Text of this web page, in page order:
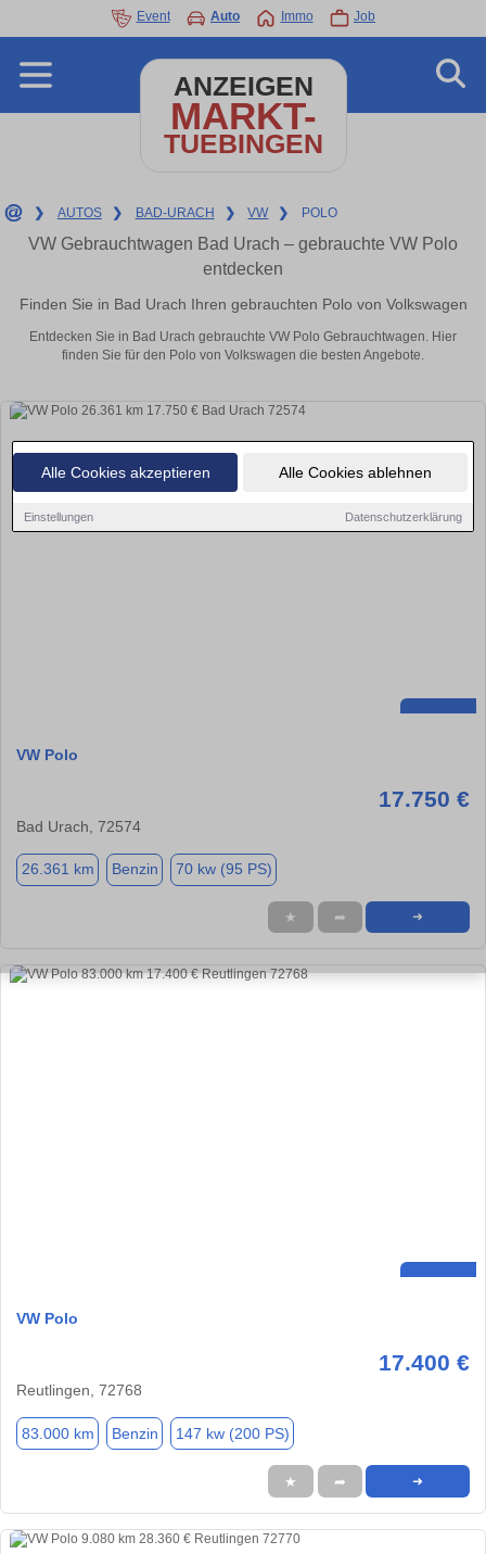
Alle Cookies akzeptieren Alle Cookies ablehnen
Einstellungen Datenschutzerklärung
Event Auto Immo Job
ANZEIGEN
MARKT-
TUEBINGEN
❯ AUTOS ❯ BAD-URACH ❯ VW ❯ POLO
VW Gebrauchtwagen Bad Urach – gebrauchte VW Polo
entdecken
Finden Sie in Bad Urach Ihren gebrauchten Polo von Volkswagen
Entdecken Sie in Bad Urach gebrauchte VW Polo Gebrauchtwagen. Hier
finden Sie für den Polo von Volkswagen die besten Angebote.
VW Polo
17.750 €
Bad Urach, 72574
26.361 km Benzin 70 kw (95 PS)
★ ➦ ➜
VW Polo
17.400 €
Reutlingen, 72768
83.000 km Benzin 147 kw (200 PS)
★ ➦ ➜